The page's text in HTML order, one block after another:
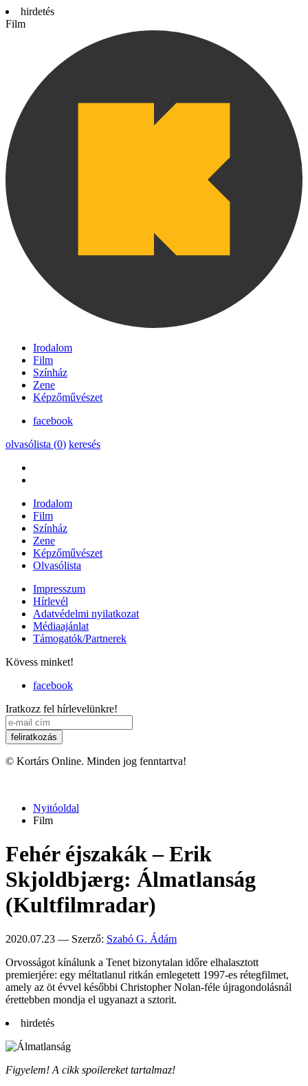
hirdetés
Film
Irodalom
Film
Színház
Zene
Képzőművészet
facebook
olvasólista (0) keresés
Irodalom
Film
Színház
Zene
Képzőművészet
Olvasólista
Impresszum
Hírlevél
Adatvédelmi nyilatkozat
Médiaajánlat
Támogatók/Partnerek
Kövess minket!
facebook
Iratkozz fel hírlevelünkre!
© Kortárs Online. Minden jog fenntartva!
Nyitóoldal
Film
Fehér éjszakák – Erik
Skjoldbjærg: Álmatlanság
(Kultfilmradar)
2020.07.23 — Szerző: Szabó G. Ádám
Orvosságot kínálunk a Tenet bizonytalan időre elhalasztott
premierjére: egy méltatlanul ritkán emlegetett 1997-es rétegfilmet,
amely az öt évvel későbbi Christopher Nolan-féle újragondolásnál
érettebben mondja el ugyanazt a sztorit.
hirdetés
Figyelem! A cikk spoilereket tartalmaz!